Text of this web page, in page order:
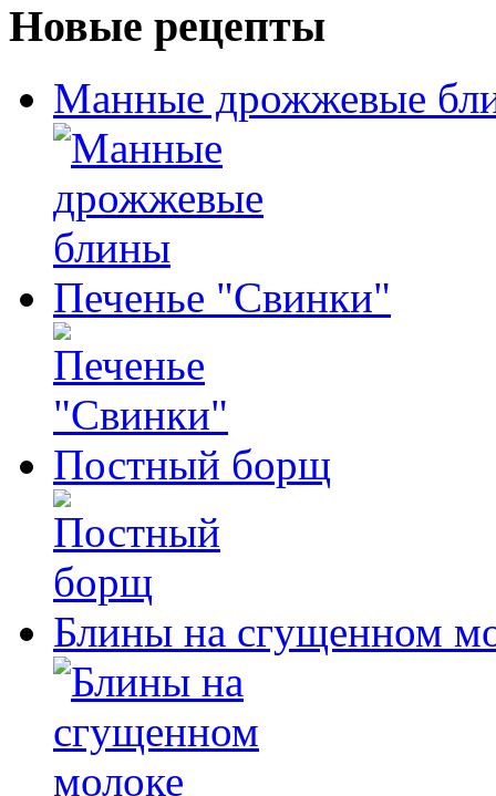
Новые рецепты
Манные дрожжевые
Печенье "Свинки"
Постный борщ
Блины на сгущенном